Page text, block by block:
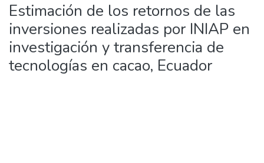
Estimación de los retornos de las
inversiones realizadas por INIAP en
investigación y transferencia de
tecnologías en cacao, Ecuador